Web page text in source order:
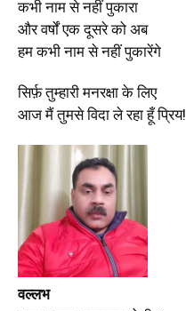
कभी नाम से नहीं पुकारा
और वर्षों एक दूसरे को अब
हम कभी नाम से नहीं पुकारेंगे
सिर्फ़ तुम्हारी मनरक्षा के लिए
आज मैं तुमसे विदा ले रहा हूँ प्रिय!
वल्लभ